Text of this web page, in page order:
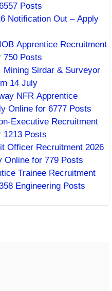
Posts
Notification Out – Apply
Apprentice Recruitment
750 Posts
Mining Sirdar & Surveyor
14 July
NFR Apprentice
Online for 6777 Posts
Executive Recruitment
1213 Posts
Officer Recruitment 2026
Online for 779 Posts
Trainee Recruitment
Engineering Posts